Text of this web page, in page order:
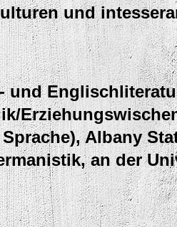
und
und
Albany
an der